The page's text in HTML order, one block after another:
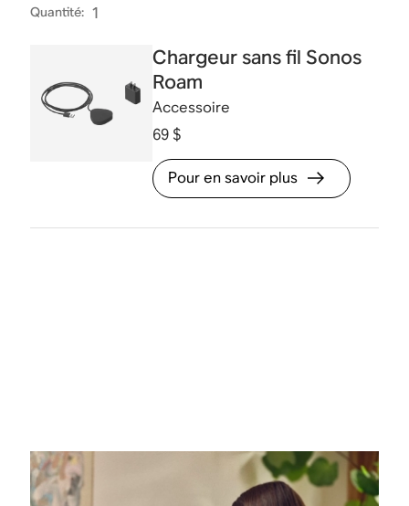
Quantité: 1
Chargeur sans fil Sonos
Roam
Accessoire
69 $
Pour en savoir plus